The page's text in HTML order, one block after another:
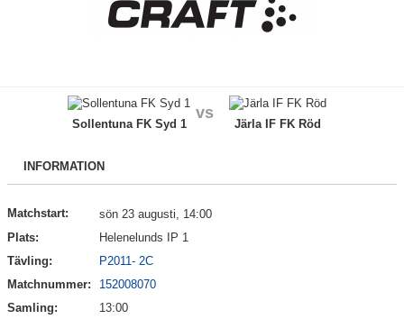
Kontakt
Sollentuna FK Syd 1
vs
Järla IF FK Röd
INFORMATION
Matchstart:
sön 23 augusti, 14:00
Plats:
Helenelunds IP 1
Tävling:
P2011- 2C
Matchnummer:
152008070
Samling:
13:00